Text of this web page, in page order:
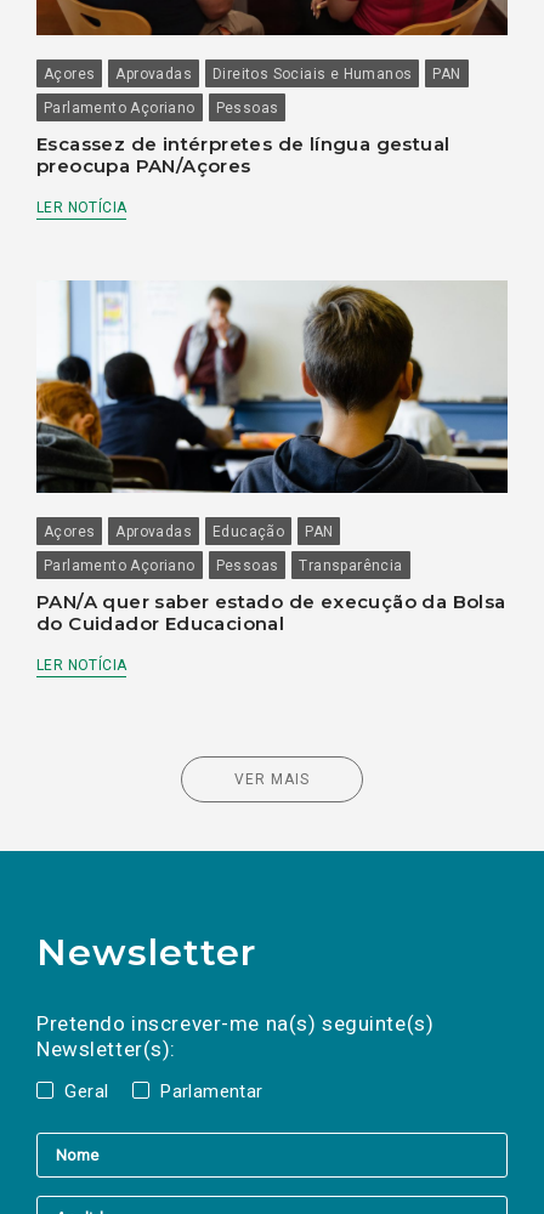
Açores Aprovadas Direitos Sociais e Humanos
PAN
Parlamento Açoriano
Pessoas
Escassez de intérpretes de língua gestual
preocupa PAN/Açores
LER NOTÍCIA
Açores Aprovadas Educação
PAN
Parlamento Açoriano
Pessoas Transparência
PAN/A quer saber estado de execução da Bolsa
do Cuidador Educacional
LER NOTÍCIA
VER MAIS
Newsletter
Pretendo inscrever-me na(s) seguinte(s)
Newsletter(s):
Geral Parlamentar
a(s) newsletter(s).
mail